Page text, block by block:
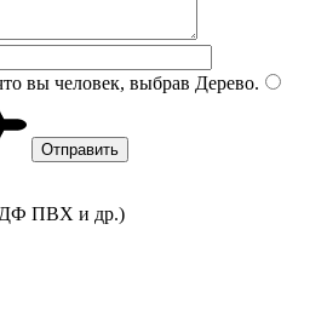
вы человек, выбрав Дерево.
ПВХ и др.)